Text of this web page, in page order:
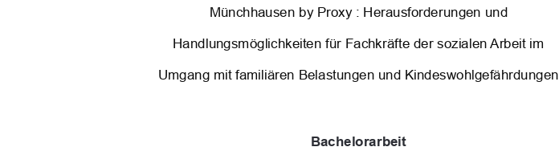
Münchhausen by Proxy : Herausforderungen und
Handlungsmöglichkeiten für Fachkräfte der sozialen Arbeit im
Umgang mit familiären Belastungen und Kindeswohlgefährdungen
Bachelorarbeit